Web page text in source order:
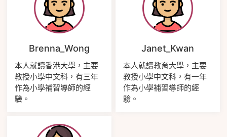
Brenna_Wong
本人就讀香港大學，主要
教授小學中文科，有三年
作為小學補習導師的經
驗。
Janet_Kwan
本人就讀教育大學，主要
教授小學中文科，有一年
作為小學補習導師的經
驗。